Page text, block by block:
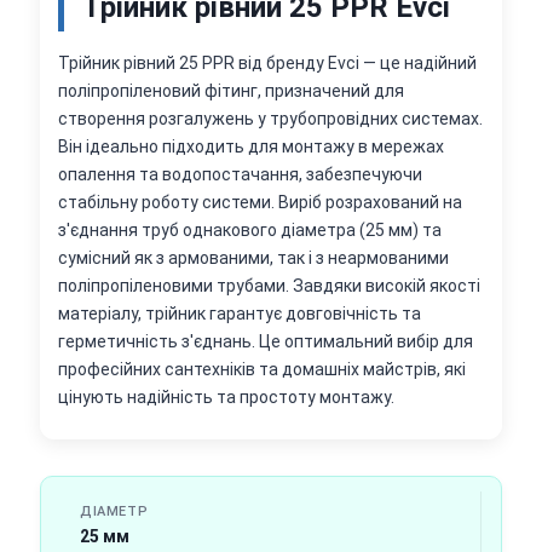
Трійник рівний 25 PPR Evci
Трійник рівний 25 PPR від бренду Evci — це надійний
поліпропіленовий фітинг, призначений для
створення розгалужень у трубопровідних системах.
Він ідеально підходить для монтажу в мережах
опалення та водопостачання, забезпечуючи
стабільну роботу системи. Виріб розрахований на
з'єднання труб однакового діаметра (25 мм) та
сумісний як з армованими, так і з неармованими
поліпропіленовими трубами. Завдяки високій якості
матеріалу, трійник гарантує довговічність та
герметичність з'єднань. Це оптимальний вибір для
професійних сантехніків та домашніх майстрів, які
цінують надійність та простоту монтажу.
ДІАМЕТР
25 мм